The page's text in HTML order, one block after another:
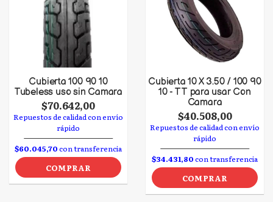
Cubierta 100 90 10
Tubeless uso sin Camara
$70.642,00
Repuestos de calidad con envío
rápido
$60.045,70con transferencia
COMPRAR
Cubierta 10 X 3.50 / 100 90
10 - TT para usar Con
Camara
$40.508,00
Repuestos de calidad con envío
rápido
$34.431,80con transferencia
COMPRAR